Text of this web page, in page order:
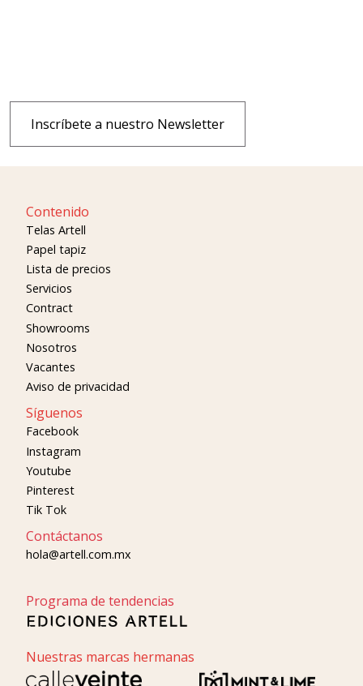
Inscríbete a nuestro Newsletter
Contenido
Telas Artell
Papel tapiz
Lista de precios
Servicios
Contract
Showrooms
Nosotros
Vacantes
Aviso de privacidad
Síguenos
Facebook
Instagram
Youtube
Pinterest
Tik Tok
Contáctanos
hola@artell.com.mx
Programa de tendencias
Nuestras marcas hermanas